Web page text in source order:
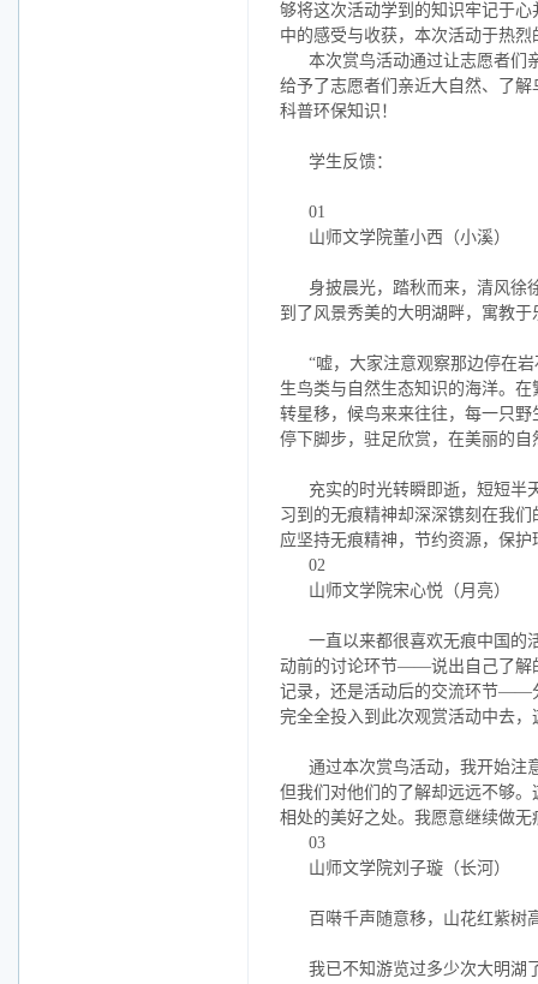
够将这次活动学到的知识牢记于
中的感受与收获，本次活动于热烈
本次赏鸟活动通过让志愿者们
给予了志愿者们亲近大自然、了
科普环保知识！
学生反馈：
01
山师文学院董小西（小溪）
身披晨光，踏秋而来，清风徐
到了风景秀美的大明湖畔，寓教
“嘘，大家注意观察那边停在
生鸟类与自然生态知识的海洋。
转星移，候鸟来来往往，每一只
停下脚步，驻足欣赏，在美丽的
充实的时光转瞬即逝，短短半
习到的无痕精神却深深镌刻在我
应坚持无痕精神，节约资源，保
02
山师文学院宋心悦（月亮）
一直以来都很喜欢无痕中国的
动前的讨论环节——说出自己了解
记录，还是活动后的交流环节——
完全全投入到此次观赏活动中去
通过本次赏鸟活动，我开始注
但我们对他们的了解却远远不够
相处的美好之处。我愿意继续做
03
山师文学院刘子璇（长河）
百啭千声随意移，山花红紫树
我已不知游览过多少次大明湖